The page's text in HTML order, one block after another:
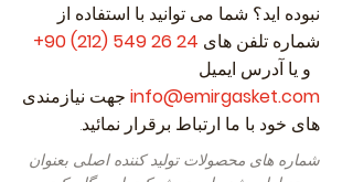
نبوده اید؟ شما می توانید با استفاده از
شماره تلفن های 24 26 549 (212) 90
+
و یا آدرس ایمیل
info@emirgasket.com جهت نیازمندی
های خود با ما ارتباط برقرار نمائید.
شماره های محصولات تولید کننده اصلی بعنوان